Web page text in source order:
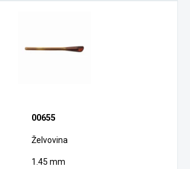
00655
Želvovina
1.45 mm